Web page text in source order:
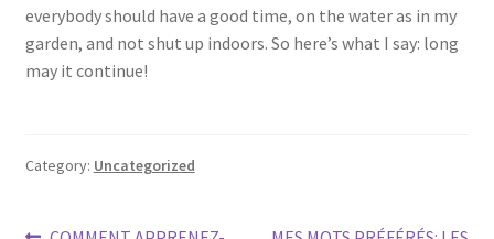
everybody should have a good time, on the water as in my
garden, and not shut up indoors. So here’s what I say: long
may it continue!
Category: Uncategorized